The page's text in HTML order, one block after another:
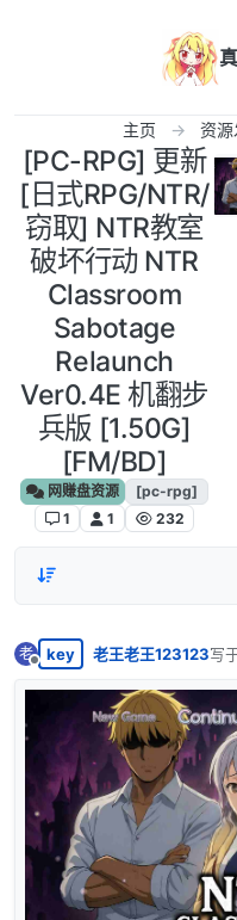
主页 资
[PC-RPG] 更新
[日式RPG/NTR/
窃取] NTR教室
破坏行动 NTR
Classroom
Sabotage
Relaunch
Ver0.4E 机翻步
兵版 [1.50G]
[FM/BD]
网赚盘资源
[pc-rpg]
1
1 232
老
离线
key 老王老王123123写
最